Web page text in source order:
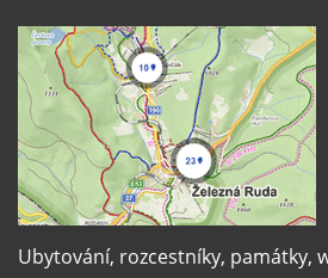
Ubytování, rozcestníky, památky,